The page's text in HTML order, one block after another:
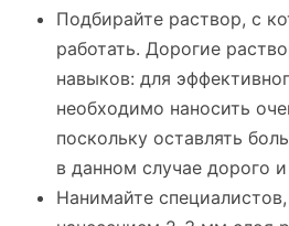
Подбирайте раствор, с
работать. Дорогие
навыков: для
необходимо наносить
поскольку оставлять
в данном случае дорого
Нанимайте